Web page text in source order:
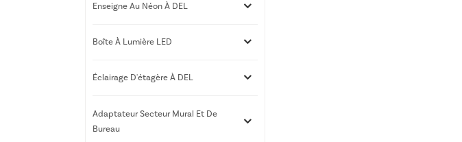
Enseigne Au Néon À DEL
Boîte À Lumière LED
Éclairage D'étagère À DEL
Adaptateur Secteur Mural Et De
Bureau